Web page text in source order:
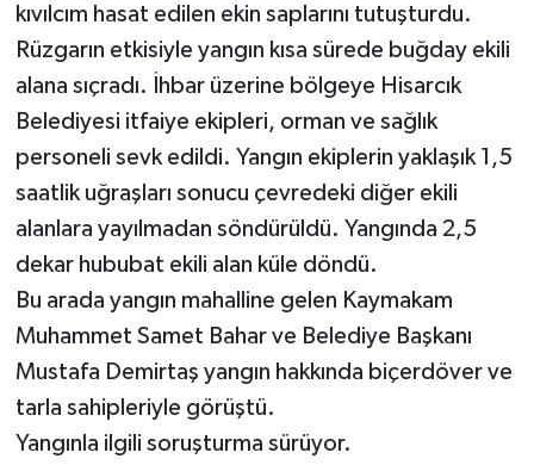
kıvılcım hasat edilen ekin saplarını tutuşturdu.
Rüzgarın etkisiyle yangın kısa sürede buğday ekili
alana sıçradı. İhbar üzerine bölgeye Hisarcık
Belediyesi itfaiye ekipleri, orman ve sağlık
personeli sevk edildi. Yangın ekiplerin yaklaşık 1,5
saatlik uğraşları sonucu çevredeki diğer ekili
alanlara yayılmadan söndürüldü. Yangında 2,5
dekar hububat ekili alan küle döndü.
Bu arada yangın mahalline gelen Kaymakam
Muhammet Samet Bahar ve Belediye Başkanı
Mustafa Demirtaş yangın hakkında biçerdöver ve
tarla sahipleriyle görüştü.
Yangınla ilgili soruşturma sürüyor.